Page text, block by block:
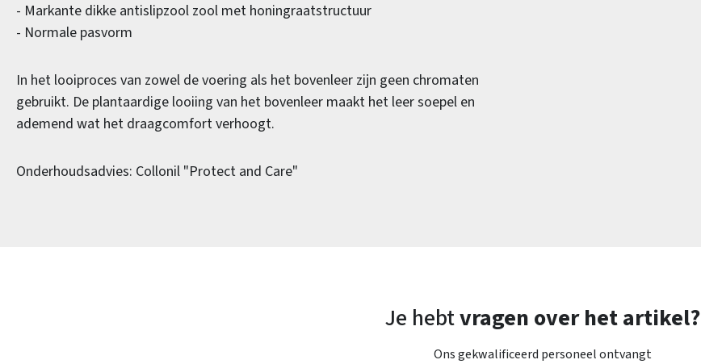
- Markante dikke antislipzool zool met honingraatstructuur
- Normale pasvorm
In het looiproces van zowel de voering als het bovenleer zijn geen chromaten
gebruikt. De plantaardige looiing van het bovenleer maakt het leer soepel en
ademend wat het draagcomfort verhoogt.
Onderhoudsadvies: Collonil "Protect and Care"
Je hebtvragen over het artikel?
Ons gekwalificeerd personeel ontvangt